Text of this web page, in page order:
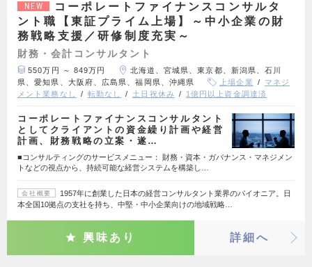
NEW
コーポレートファイナンスコンサルタ
ント職【東証プライム上場】～中小企業の財
務戦略支援／研修制度充実～
財務・会計コンサルタント
550万円 ～ 849万円
北海道、宮城県、東京都、新潟県、石川
県、愛知県、大阪府、広島県、福岡県、沖縄県
上場企業
マネジ
メント業務なし
転勤なし 土日祝休み 1億円以上資金調達済
コーポレートファイナンスコンサルタント
としてクライアントの資金繰り計画や経営
計画、財務戦略の立案・遂…
■コンサルティングのサービスメニュー： 財務・資本・ガバナンス・マネジメン
トなどの視点から、持続可能な経営システムを構築し…
会社概要
1957年に創業した日本の経営コンサルタント業界のパイオニア。日
本全国10拠点の支社を持ち、中堅・中小企業向けの地域戦略…
興味あり 詳細へ